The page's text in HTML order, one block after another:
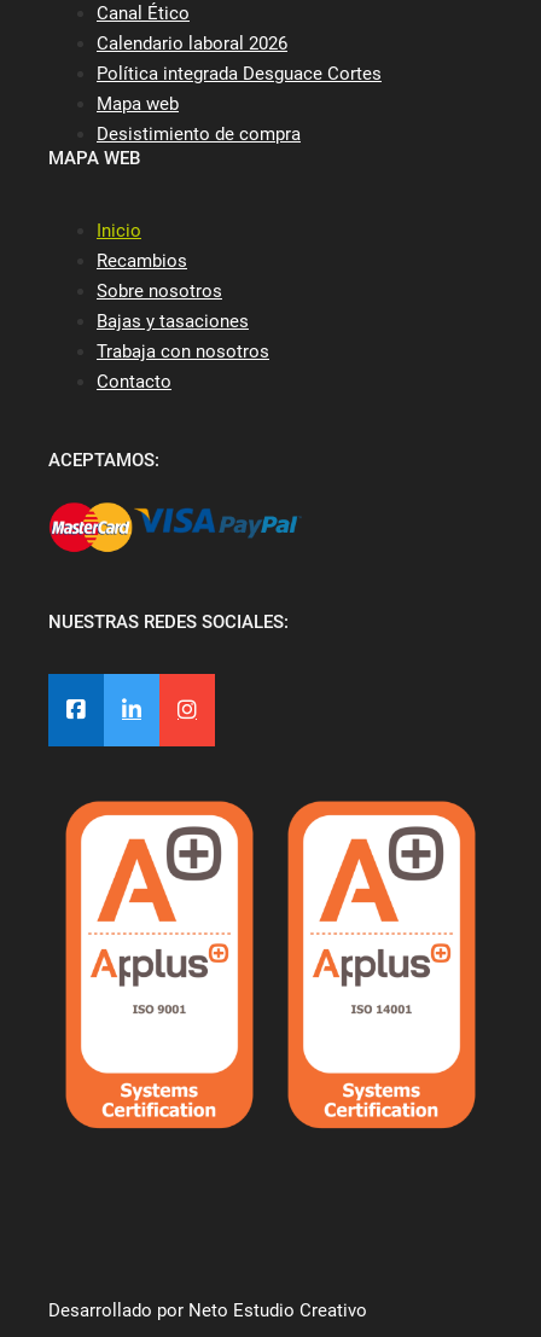
Canal Ético
Calendario laboral 2026
Política integrada Desguace Cortes
Mapa web
Desistimiento de compra
MAPA WEB
Inicio
Recambios
Sobre nosotros
Bajas y tasaciones
Trabaja con nosotros
Contacto
ACEPTAMOS:
NUESTRAS REDES SOCIALES:
Desarrollado por Neto Estudio Creativo